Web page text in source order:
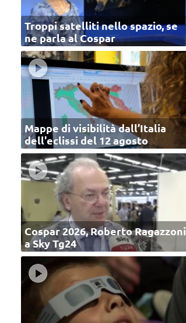
Troppi satelliti nello spazio, se
ne parla al Cospar
Mappe di visibilità dall’Italia
dell'eclissi del 12 agosto
Cospar 2026, Roberto Ragazzoni
a Sky Tg24